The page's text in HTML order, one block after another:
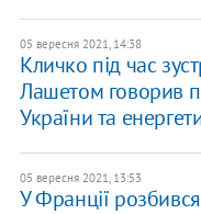
05 вересня 2021, 14:38
Кличко під час
Лашетом говорив
України та
05 вересня 2021, 13:53
У Франції